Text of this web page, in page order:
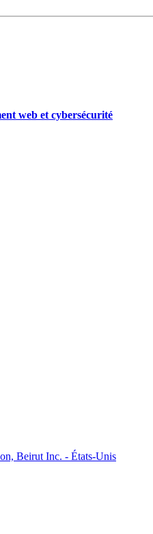
web et cybersécurité
Beirut Inc. - États-Unis